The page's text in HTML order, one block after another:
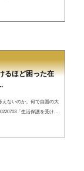
るほど困った在
えないのか。何で自国の大
「生活保護を受ける